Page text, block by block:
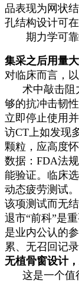
品表现为网状
孔结构设计可
期力学可
集采之后用量
对临床而言，
术中敲击阻
够的抗冲击韧
立即停止使用
访CT上如发现
颗粒，应高度
数据：FDA法
能验证。临床
动态疲劳测试
该项测试而无
退市“前科”是
是业内公认的
累、无召回记
无植骨窗设计
这是一个值